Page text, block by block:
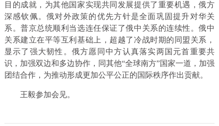
目的成就，为其他国家实现共同发展提供了重要机遇，俄方
深感钦佩。俄对外政策的优先方针是全面巩固提升对华关
系。普京总统顺利当选连任保证了俄中关系的连续性。俄中
关系建立在平等互利基础上，超越了冷战时期的同盟关系，
显示了强大韧性。俄方愿同中方认真落实两国元首重要共
识，加强双边和多边协作，同其他“全球南方”国家一道，加强
团结合作，为推动形成更加公平公正的国际秩序作出贡献。
王毅参加会见。